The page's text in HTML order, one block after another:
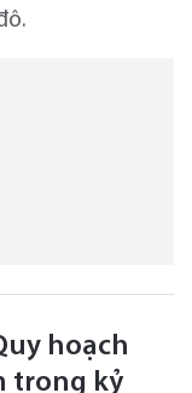
hoạch
trong kỷ